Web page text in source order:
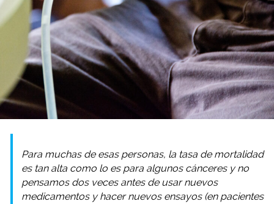
Para muchas de esas personas, la tasa de mortalidad
es tan alta como lo es para algunos cánceres y no
pensamos dos veces antes de usar nuevos
medicamentos y hacer nuevos ensayos (en pacientes